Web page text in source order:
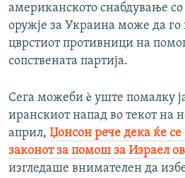
американското снабдување со
оружје за Украина може да
цврстиот противници на
сопствената партија.
Сега можеби è уште помалку
иранскиот напад во текот на
април, Џонсон рече дека ќе се
законот за помош за Израел
изгледаше внимателен да